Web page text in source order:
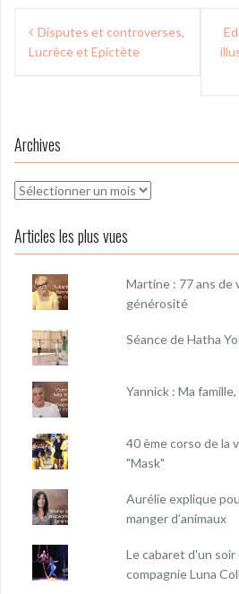
Navigation
deDisputes et controverses,
Lucrèce et Epictète
Archives
Archives
Articles les plus vues
Martine : 77 ans de
générosité
Séance de Hatha
Yannick : Ma
40 ème corso de la
"Mask"
Aurélie explique
manger d’animaux
Le cabaret d'un
compagnie Luna